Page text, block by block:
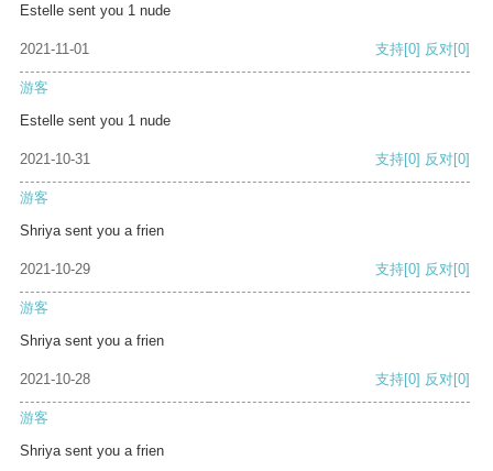
Estelle sent you 1 nude
2021-11-01 支持[0] 反对[0]
游客
Estelle sent you 1 nude
2021-10-31 支持[0] 反对[0]
游客
Shriya sent you a frien
2021-10-29 支持[0] 反对[0]
游客
Shriya sent you a frien
2021-10-28 支持[0] 反对[0]
游客
Shriya sent you a frien